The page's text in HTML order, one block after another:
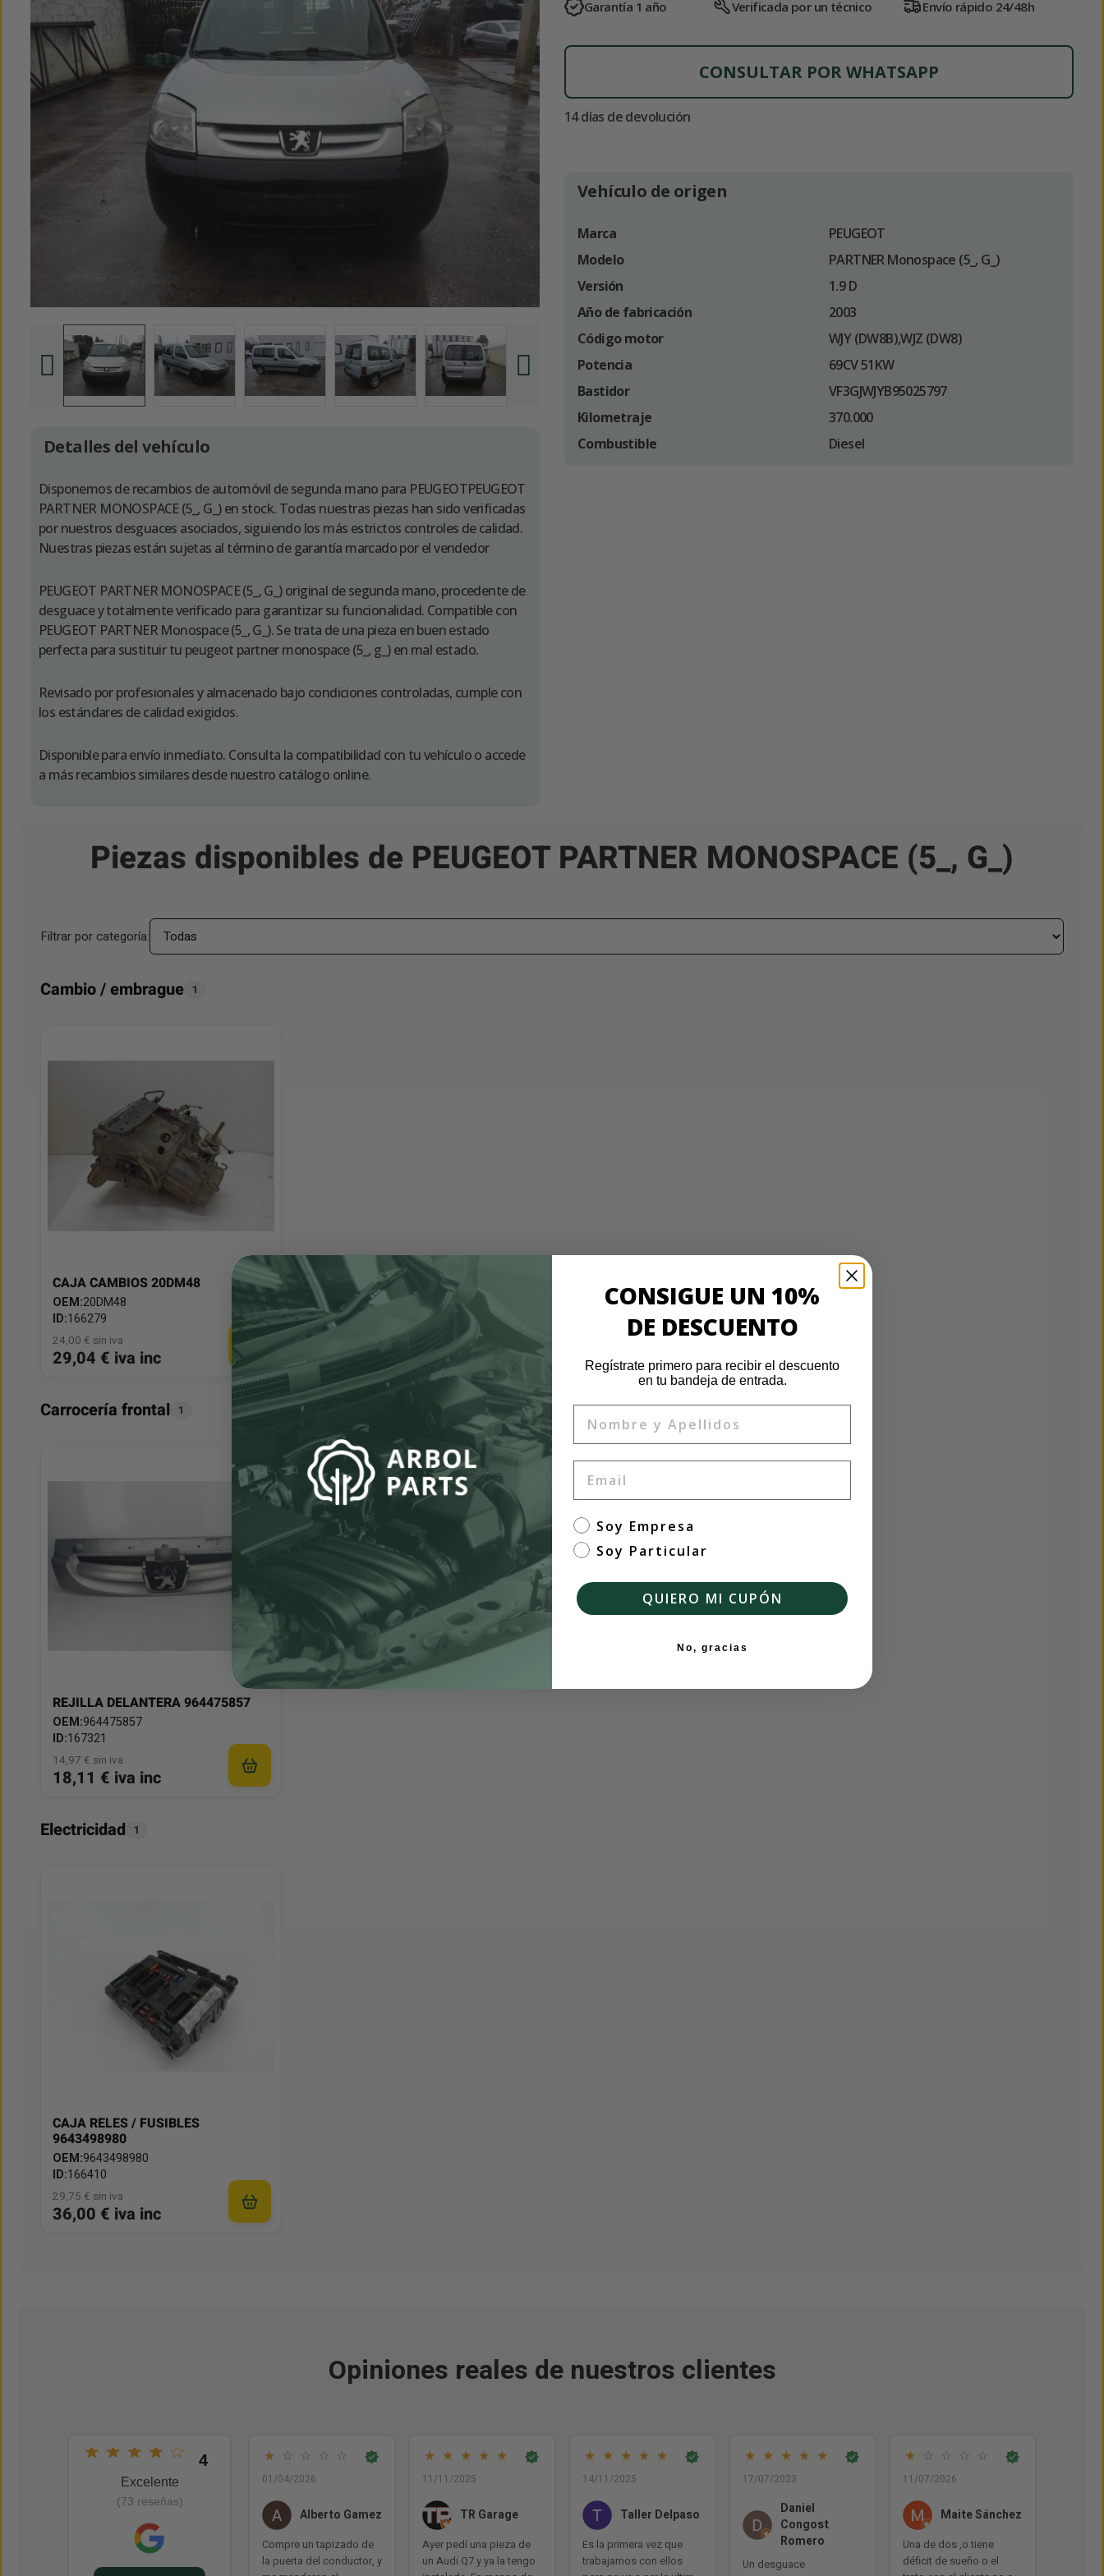
Detalles del vehículo
Disponemos de recambios de automóvil de segunda mano para PEUGEOTPEUGEOT
PARTNER MONOSPACE (5_, G_) en stock. Todas nuestras piezas han sido verificadas
por nuestros desguaces asociados, siguiendo los más estrictos controles de calidad.
Nuestras piezas están sujetas al término de garantía marcado por el vendedor
PEUGEOT PARTNER MONOSPACE (5_, G_) original de segunda mano, procedente de
desguace y totalmente verificado para garantizar su funcionalidad. Compatible con
PEUGEOT PARTNER Monospace (5_, G_). Se trata de una pieza en buen estado
perfecta para sustituir tu peugeot partner monospace (5_, g_) en mal estado.
Revisado por profesionales y almacenado bajo condiciones controladas, cumple con
los estándares de calidad exigidos.
Disponible para envío inmediato. Consulta la compatibilidad con tu vehículo o accede
a más recambios similares desde nuestro catálogo online.
Garantía 1 año Verificada por un técnico Envío rápido 24/48h
CONSULTAR POR WHATSAPP
14 días de devolución
Vehículo de origen
Marca
PEUGEOT
Modelo
PARTNER Monospace (5_, G_)
Versión
1.9 D
Año de fabricación
2003
Código motor
WJY (DW8B),WJZ (DW8)
Potencia
69CV 51KW
Bastidor
VF3GJWJYB95025797
Kilometraje
370.000
Combustible
Diesel
Piezas disponibles de PEUGEOT PARTNER MONOSPACE (5_, G_)
Filtrar por categoría:
Cambio / embrague 1
CAJA CAMBIOS 20DM48
OEM:20DM48
ID:166279
24,00 € sin iva
29,04 € iva inc
Carrocería frontal 1
REJILLA DELANTERA 964475857
OEM:964475857
ID:167321
14,97 € sin iva
18,11 € iva inc
Electricidad 1
CAJA RELES / FUSIBLES
9643498980
OEM:9643498980
ID:166410
29,75 € sin iva
36,00 € iva inc
Opiniones reales de nuestros clientes
★ ★ ★ ★ ☆ 4
Excelente
(73 reseñas)
★ ☆ ☆ ☆ ☆
01/04/2026
Alberto Gamez
Compre un tapizado de
la puerta del conductor, y
★ ★ ★ ★ ★
11/11/2025
TR Garage
Ayer pedí una pieza de
un Audi Q7 y ya la tengo
★ ★ ★ ★ ★
14/11/2025
Taller Delpaso
Es la primera vez que
trabajamos con ellos
★ ★ ★ ★ ★
17/07/2023
Daniel
Congost
Romero
Un desguace
★ ☆ ☆ ☆ ☆
11/07/2026
Maite Sánchez
Una de dos ,o tiene
déficit de sueño o el
CONSIGUE UN 10%
DE DESCUENTO
Regístrate primero para recibir el descuento
en tu bandeja de entrada.
tipo de cliente
Soy Empresa
Soy Particular
QUIERO MI CUPÓN
No, gracias